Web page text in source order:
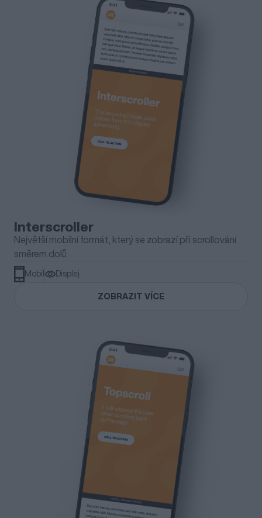
Interscroller
Největší mobilní formát, který se zobrazí při scrollování
směrem dolů
Mobil
Displej
ZOBRAZIT VÍCE